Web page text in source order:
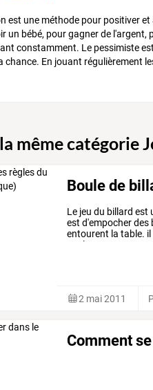
est une méthode pour positiver
un bébé, pour gagner de
constamment. Le pessimiste
En jouant régulièrement
même catégorie
Boule de
Le jeu du billard est
est d'empocher des
entourent la table.
quelques unes.
2 mai 2011
Comment